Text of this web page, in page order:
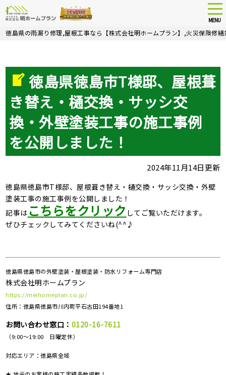
Skip
MENU
徳島県の雨漏り修理,屋根工事なら【株式会社明ホームプラン】,火災保険修繕
徳島県徳島市T様邸、屋根葺
き替え・樋交換・サッシ交
換・外壁塗装工事の施工事例
を公開しました！
2024年11月14日更新
徳島県徳島市T様邸、屋根葺き替え・樋交換・サッシ交換・外壁
塗装工事の施工事例を公開しました！
記事は こちらをクリック してご覧いただけます。
ぜひチェックしてみてくださいね(^^♪
徳島県徳島市の外壁塗装・屋根塗装・防水リフォーム専門店
株式会社明ホームプラン
https://meihomeplan.co.jp/
住所：徳島県徳島市川内町平石古田194番地1
お問い合わせ窓口： 0120-16-7611
（9:00～19:00 日曜定休）
対応エリア：徳島県全域